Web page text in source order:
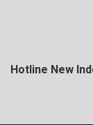
Hotline New